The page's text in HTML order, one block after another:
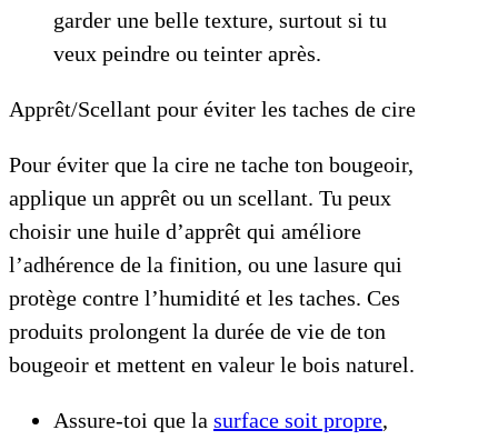
garder une belle texture, surtout si tu
veux peindre ou teinter après.
Apprêt/Scellant pour éviter les taches de cire
Pour éviter que la cire ne tache ton bougeoir,
applique un apprêt ou un scellant. Tu peux
choisir une huile d’apprêt qui améliore
l’adhérence de la finition, ou une lasure qui
protège contre l’humidité et les taches. Ces
produits prolongent la durée de vie de ton
bougeoir et mettent en valeur le bois naturel.
Assure-toi que la surface soit propre,